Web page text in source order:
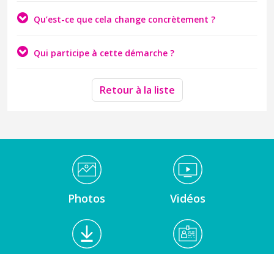
Qu’est-ce que cela change concrètement ?
Qui participe à cette démarche ?
Retour à la liste
Médiathèque Footer
Photos Vidéos